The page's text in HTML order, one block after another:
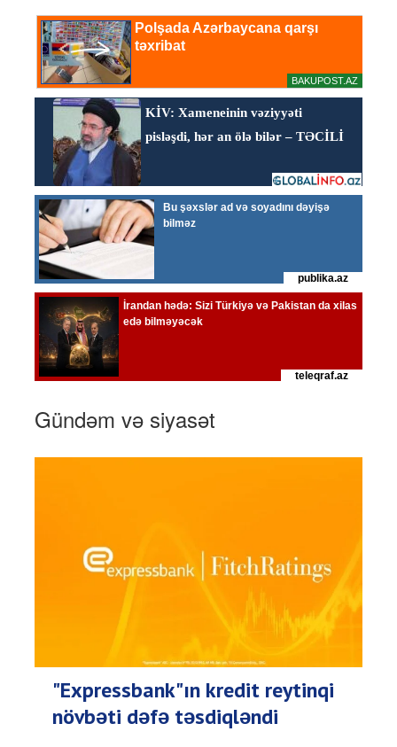
Gündəm və siyasət
"Expressbank"ın kredit reytinqi
növbəti dəfə təsdiqləndi